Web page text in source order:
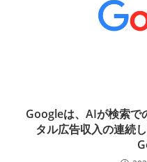
Googleは、AIが検索で
タル広告収入の連続